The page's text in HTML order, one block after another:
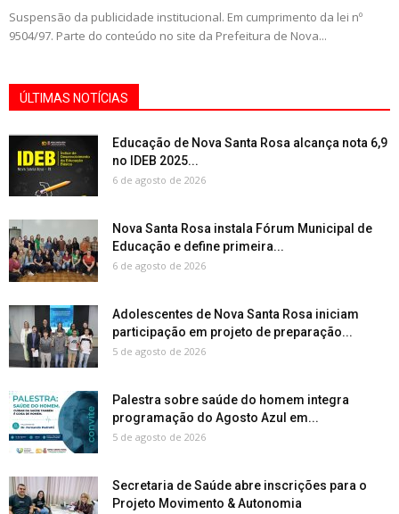
Suspensão da publicidade institucional. Em cumprimento da lei nº
9504/97. Parte do conteúdo no site da Prefeitura de Nova...
ÚLTIMAS NOTÍCIAS
Educação de Nova Santa Rosa alcança nota 6,9
no IDEB 2025...
6 de agosto de 2026
Nova Santa Rosa instala Fórum Municipal de
Educação e define primeira...
6 de agosto de 2026
Adolescentes de Nova Santa Rosa iniciam
participação em projeto de preparação...
5 de agosto de 2026
Palestra sobre saúde do homem integra
programação do Agosto Azul em...
5 de agosto de 2026
Secretaria de Saúde abre inscrições para o
Projeto Movimento & Autonomia